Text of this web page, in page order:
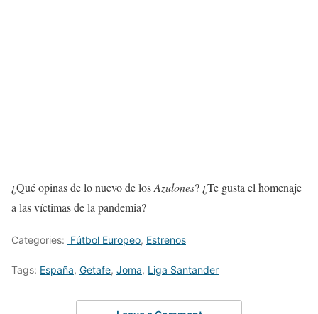
¿Qué opinas de lo nuevo de losAzulones? ¿Te gusta el homenaje
a las víctimas de la pandemia?
Categories: Fútbol Europeo, Estrenos
Tags: España, Getafe, Joma, Liga Santander